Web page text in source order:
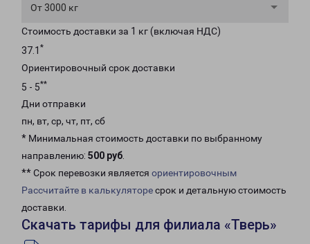
От 3000 кг
Стоимость доставки за 1 кг (включая НДС)
37.1 *
Ориентировочный срок доставки
5 - 5**
Дни отправки
пн, вт, ср, чт, пт, сб
* Минимальная стоимость доставки по выбранному
направлению: 500 руб.
** Срок перевозки является ориентировочным
Рассчитайте в калькуляторесрок и детальную стоимость
доставки.
Скачать тарифы для филиала «Тверь»